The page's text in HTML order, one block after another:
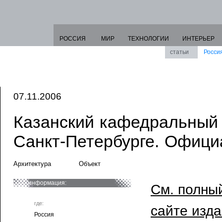
РОССИЯ МИР ТЕХНОЛОГИИ
ИНТЕРЬЕР
статьи
07.11.2006
Казанский
Санкт-Петербурге.
Архитектура Объект
информация:
где:
Россия
См.
сайте